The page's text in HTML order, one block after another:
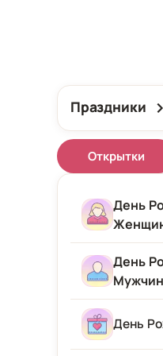
Праздники
Открытки
День
Женщине
Подруге
Девушке
День
Мужчине
День